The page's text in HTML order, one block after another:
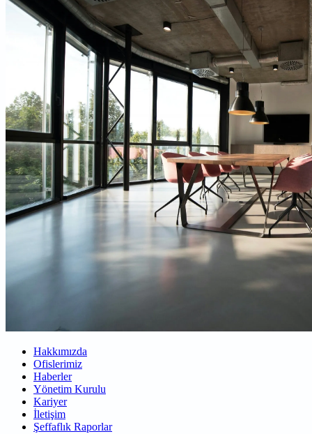
Hakkımızda
Ofislerimiz
Haberler
Yönetim Kurulu
Kariyer
İletişim
Şeffaflık Raporlar